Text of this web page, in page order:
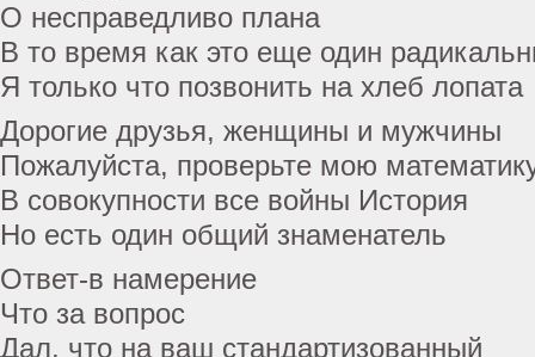
О несправедливо плана
В то время как это еще один
Я только что позвонить на хлеб лопата
Дорогие друзья, женщины и мужчины
Пожалуйста, проверьте мою
В совокупности все войны История
Но есть один общий знаменатель
Ответ-в намерение
Что за вопрос
Дал, что на ваш стандартизованный